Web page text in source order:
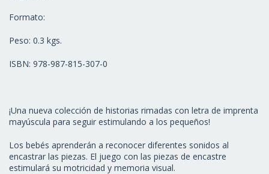
Formato:
Peso: 0.3 kgs.
ISBN: 978-987-815-307-0
¡Una nueva colección de historias rimadas con letra de imprenta
mayúscula para seguir estimulando a los pequeños!
Los bebés aprenderán a reconocer diferentes sonidos al
encastrar las piezas. El juego con las piezas de encastre
estimulará su motricidad y memoria visual.